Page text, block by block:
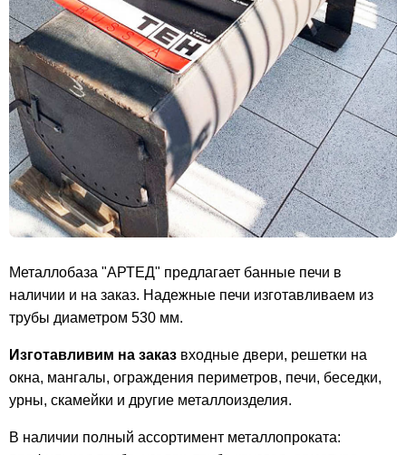
Металлобаза "АРТЕД" предлагает банные печи в
наличии и на заказ. Надежные печи изготавливаем из
трубы диаметром 530 мм.
Изготавливим на заказ входные двери, решетки на
окна, мангалы, ограждения периметров, печи, беседки,
урны, скамейки и другие металлоизделия.
В наличии полный ассортимент металлопроката: